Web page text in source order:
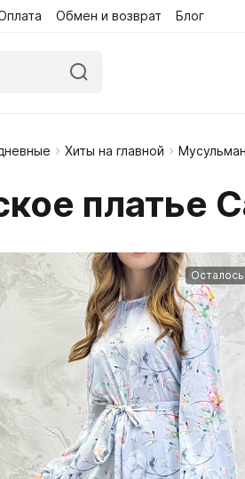
Обмен и возврат Блог
Абаи эксклюзивные
Абаи мусульманские
Хиты на главной
платье